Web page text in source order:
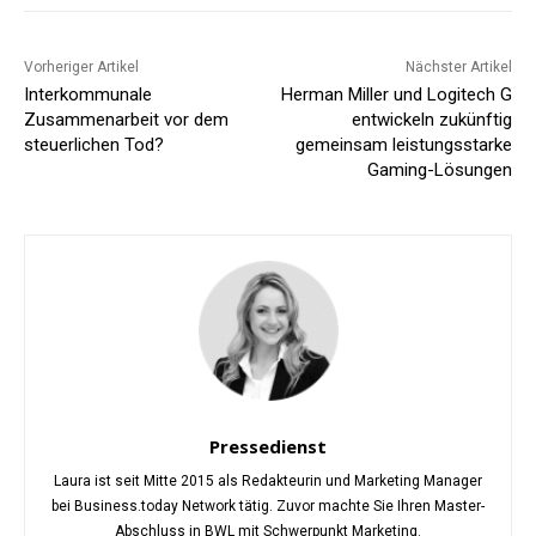
Vorheriger Artikel
Interkommunale
Zusammenarbeit vor dem
steuerlichen Tod?
Nächster Artikel
Herman Miller und Logitech G
entwickeln zukünftig
gemeinsam leistungsstarke
Gaming-Lösungen
Pressedienst
Laura ist seit Mitte 2015 als Redakteurin und Marketing Manager
bei Business.today Network tätig. Zuvor machte Sie Ihren Master-
Abschluss in BWL mit Schwerpunkt Marketing.